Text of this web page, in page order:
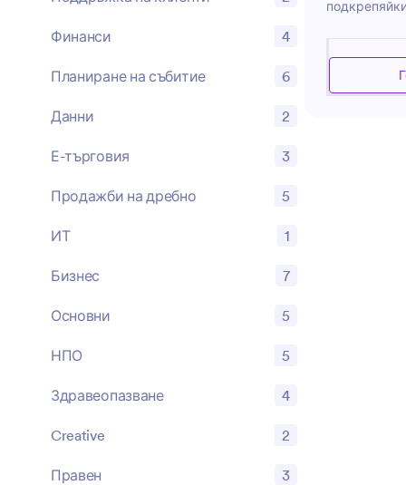
Финанси 4
Планиране на събитие 6
Данни 2
Е-търговия 3
Продажби на дребно 5
ИТ 1
Бизнес 7
Основни 5
НПО 5
Здравеопазване 4
Creative 2
Правен 3
нужда от
правната